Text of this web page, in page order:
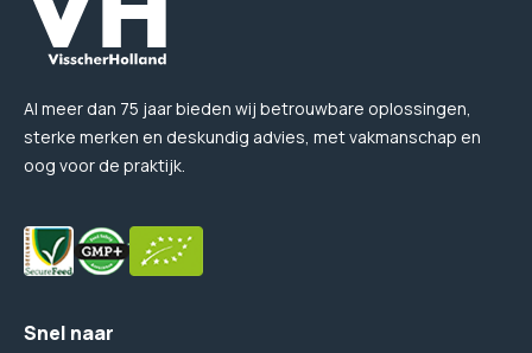
Al meer dan 75 jaar bieden wij betrouwbare oplossingen,
sterke merken en deskundig advies, met vakmanschap en
oog voor de praktijk.
Snel naar